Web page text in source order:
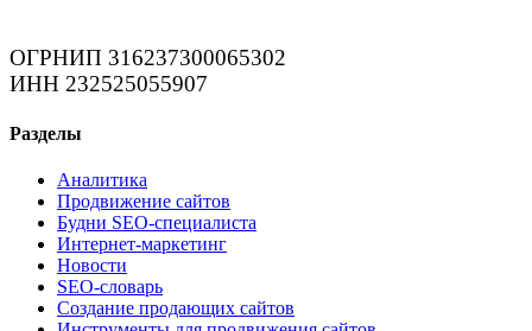
ОГРНИП 316237300065302
ИНН 232525055907
Разделы
Аналитика
Продвижение сайтов
Будни SEO-специалиста
Интернет-маркетинг
Новости
SEO-словарь
Создание продающих сайтов